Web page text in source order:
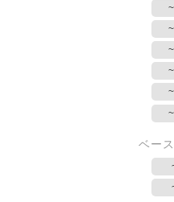
ベー